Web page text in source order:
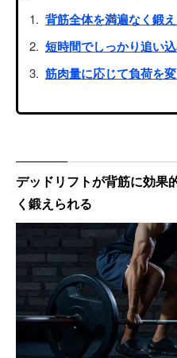
背筋全体を満遍なく鍛
短時間でしっかり追い
筋肉量に応じて負荷を
デッドリフトが背筋に効果
く鍛えられる